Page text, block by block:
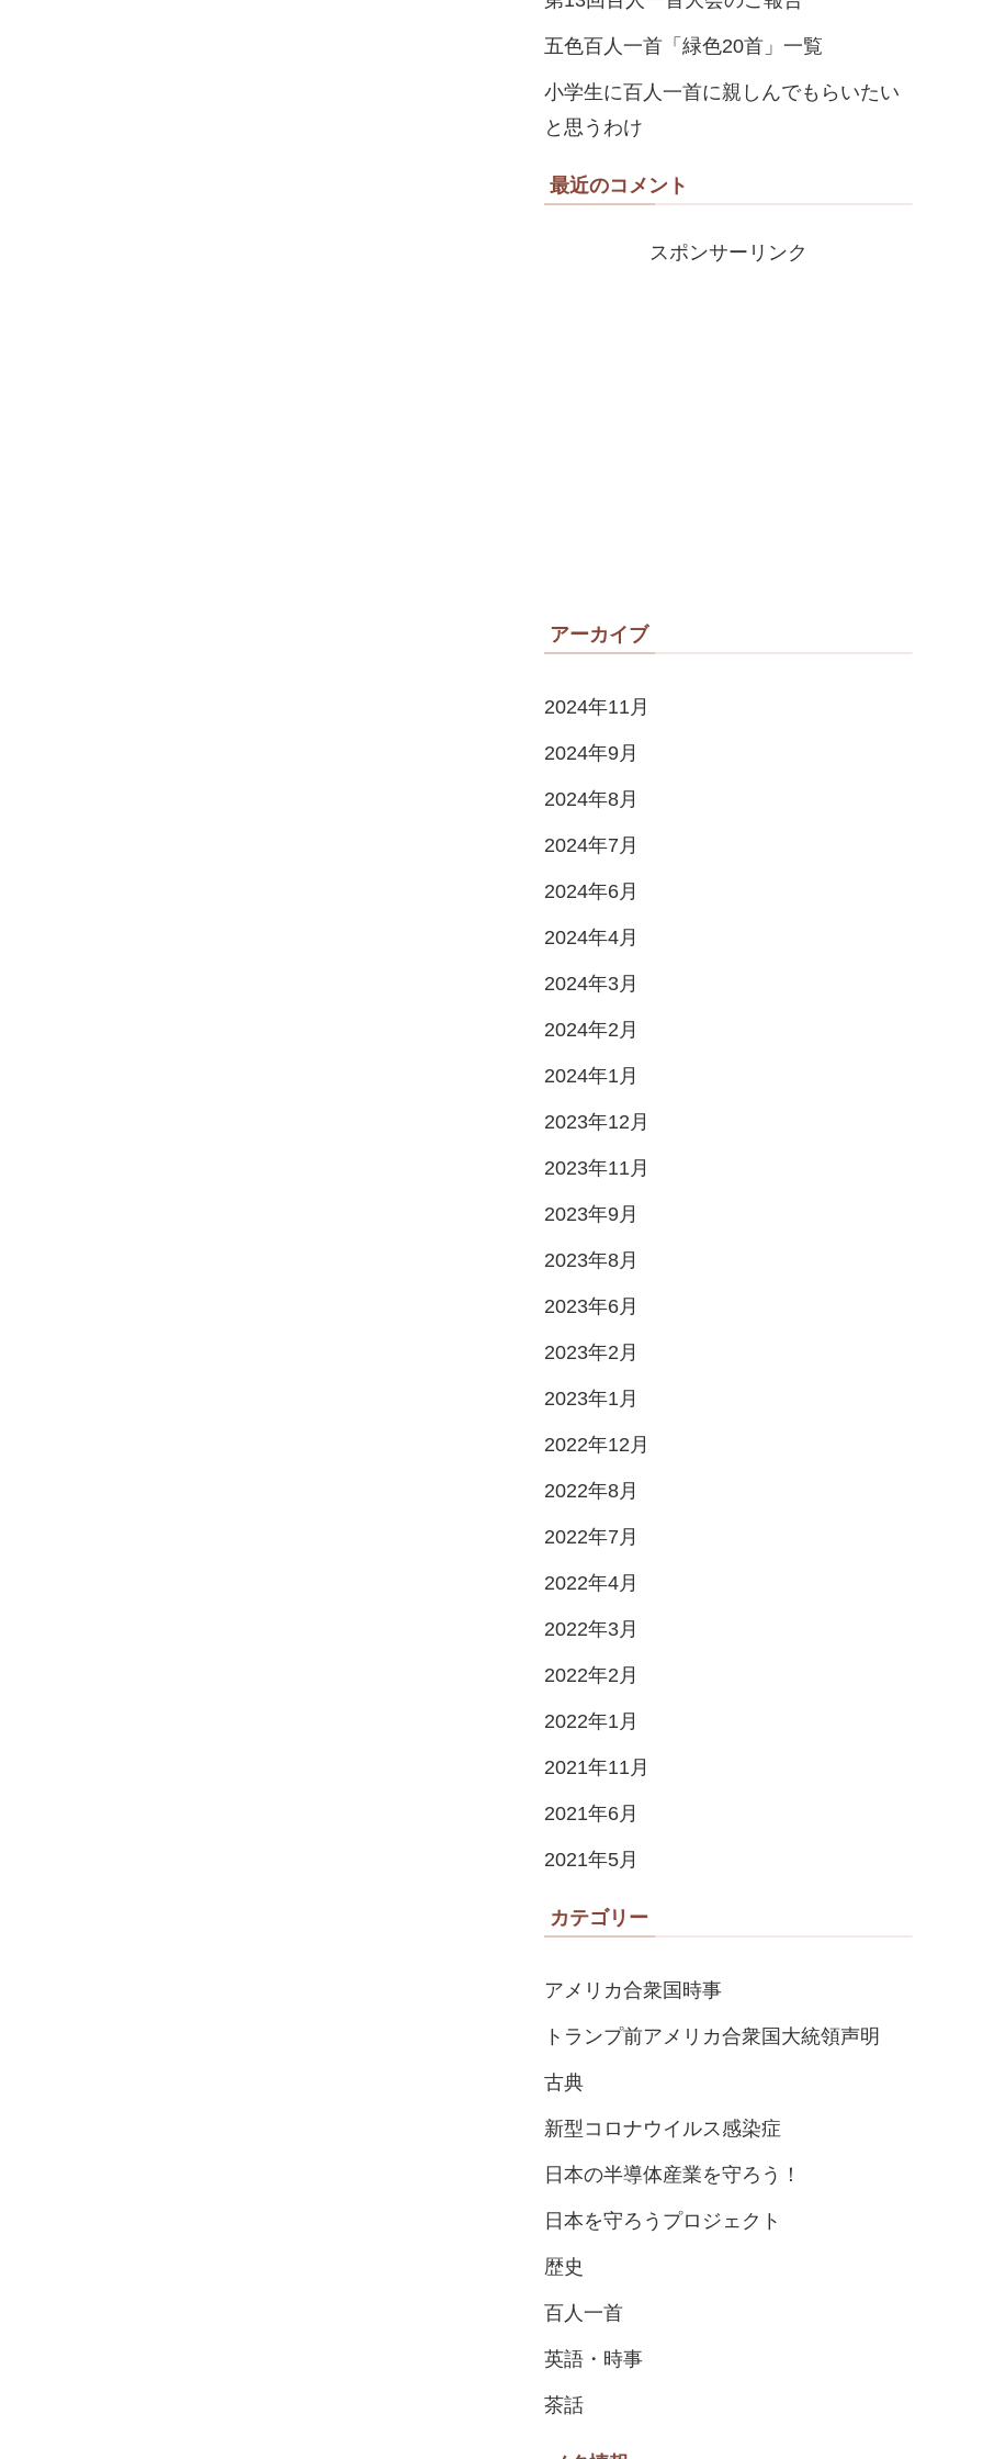
五色百人一首「緑色20首」一覧
小学生に百人一首に親しんでもらいたい
と思うわけ
最近のコメント
スポンサーリンク
アーカイブ
2024年11月
2024年9月
2024年8月
2024年7月
2024年6月
2024年4月
2024年3月
2024年2月
2024年1月
2023年12月
2023年11月
2023年9月
2023年8月
2023年6月
2023年2月
2023年1月
2022年12月
2022年8月
2022年7月
2022年4月
2022年3月
2022年2月
2022年1月
2021年11月
2021年6月
2021年5月
カテゴリー
アメリカ合衆国時事
トランプ前アメリカ合衆国大統領声明
古典
新型コロナウイルス感染症
日本の半導体産業を守ろう！
日本を守ろうプロジェクト
歴史
百人一首
英語・時事
茶話